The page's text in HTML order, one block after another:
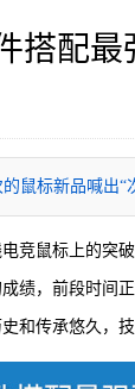
搭配
鼠标新品喊出“
竞鼠标上的突
绩，前段时间
和传承悠久，